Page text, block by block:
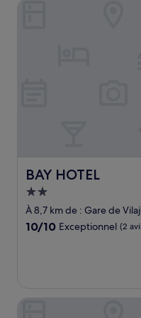
BAY HOTEL
BAY HOTEL
Hébergement
2.0 étoiles
À 8,7 km de : Gare de
10.0
10/10 Exceptionnel (2